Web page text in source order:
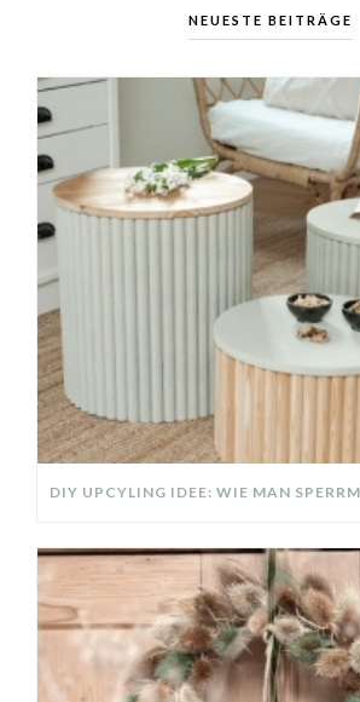
NEUESTE BEITRÄGE